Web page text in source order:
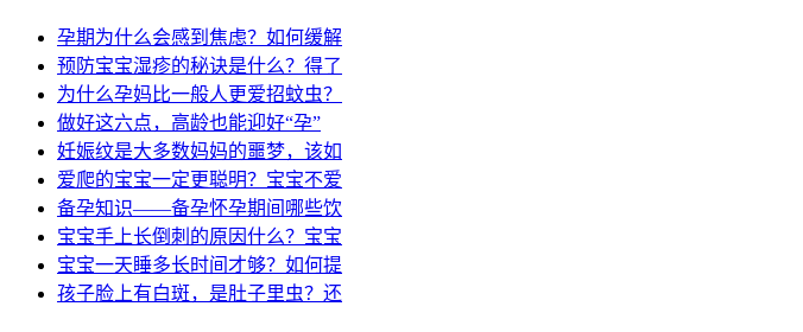
孕期为什么会感到焦虑？如何缓解
预防宝宝湿疹的秘诀是什么？得了
为什么孕妈比一般人更爱招蚊虫？
做好这六点，高龄也能迎好“孕”
妊娠纹是大多数妈妈的噩梦，该如
爱爬的宝宝一定更聪明？宝宝不爱
备孕知识——备孕怀孕期间哪些饮
宝宝手上长倒刺的原因什么？宝宝
宝宝一天睡多长时间才够？如何提
孩子脸上有白斑，是肚子里虫？还